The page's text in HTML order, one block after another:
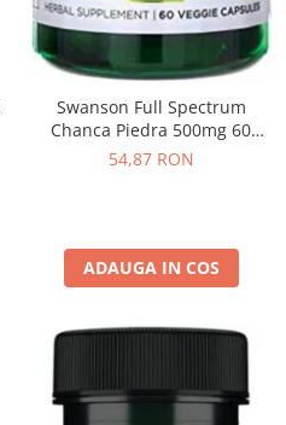
Swanson Full Spectrum
Chanca Piedra 500mg 60
vcaps
54,87 RON
ADAUGA IN COS